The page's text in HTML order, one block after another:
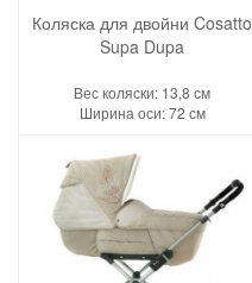
Коляска для двойни Cosatto
Supa Dupa
Вес коляски: 13,8 см
Ширина оси: 72 см